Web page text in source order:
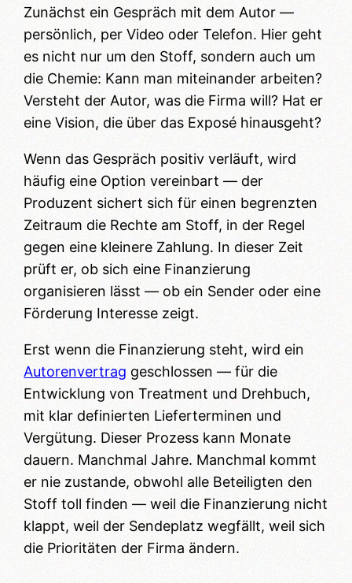
Zunächst ein Gespräch mit dem Autor —
persönlich, per Video oder Telefon. Hier geht
es nicht nur um den Stoff, sondern auch um
die Chemie: Kann man miteinander arbeiten?
Versteht der Autor, was die Firma will? Hat er
eine Vision, die über das Exposé hinausgeht?
Wenn das Gespräch positiv verläuft, wird
häufig eine Option vereinbart — der
Produzent sichert sich für einen begrenzten
Zeitraum die Rechte am Stoff, in der Regel
gegen eine kleinere Zahlung. In dieser Zeit
prüft er, ob sich eine Finanzierung
organisieren lässt — ob ein Sender oder eine
Förderung Interesse zeigt.
Erst wenn die Finanzierung steht, wird ein
Autorenvertrag geschlossen — für die
Entwicklung von Treatment und Drehbuch,
mit klar definierten Lieferterminen und
Vergütung. Dieser Prozess kann Monate
dauern. Manchmal Jahre. Manchmal kommt
er nie zustande, obwohl alle Beteiligten den
Stoff toll finden — weil die Finanzierung nicht
klappt, weil der Sendeplatz wegfällt, weil sich
die Prioritäten der Firma ändern.